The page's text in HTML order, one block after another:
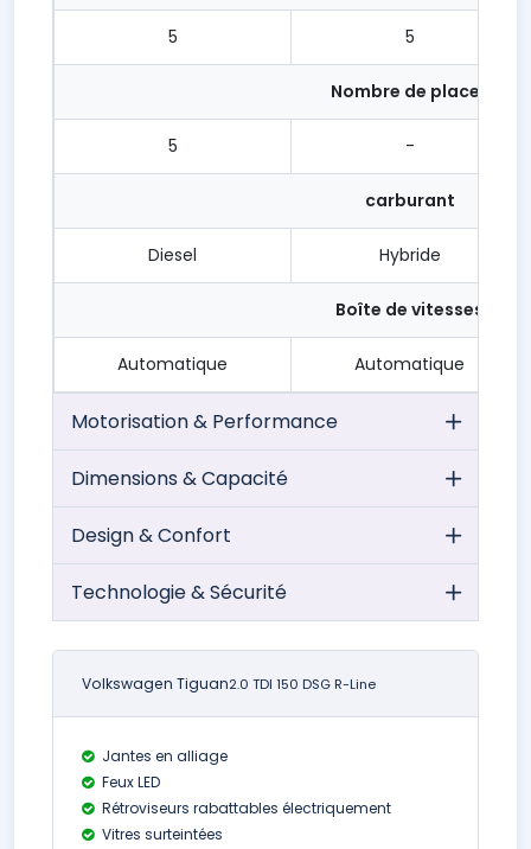
5 5
Nombre de places
5 -
carburant
Diesel Hybride
Boîte de vitesses
Automatique Automatique
Motorisation & Performance
Dimensions & Capacité
Design & Confort
Technologie & Sécurité
Volkswagen Tiguan2.0 TDI 150 DSG R-Line
Jantes en alliage
Feux LED
Rétroviseurs rabattables électriquement
Vitres surteintées